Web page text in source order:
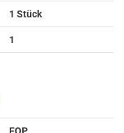
1 Stück
1